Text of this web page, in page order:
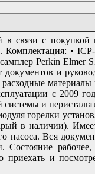
в связи с
Комплектация: •
Perkin Elmer
и
с 2009
и
горелки
в наличии).
насоса. Вся
рабочее,
и